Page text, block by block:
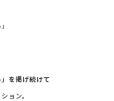
を掲げ続けて
ョン。